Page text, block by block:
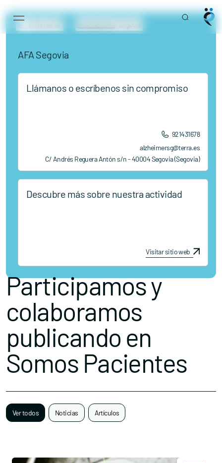
Main Navigation
AFA Segovia
Llámanos o escríbenos sin compromiso
921431678
alzheimersg@terra.es
C/ Andrés Reguera Antón s/n - 40004 Segovia (Segovia)
Descubre más sobre nuestra actividad
Visitar sitio web
Participamos y
colaboramos
publicando en
Somos Pacientes
Ver todos Noticias Artículos